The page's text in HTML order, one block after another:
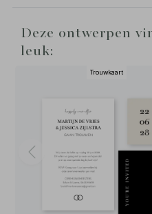
de kaarten en kun je
extra producten.
www.anoukwubs.nl
Deze ontwerpen
leuk:
Trouwkaart